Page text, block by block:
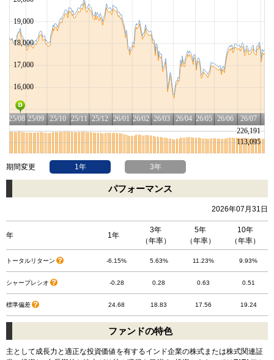
期間変更 1年 3年
パフォーマンス
2026年07月31日
年 1年
3年
（年率）
5年
（年率）
10年
（年率）
トータルリターン -6.15% 5.63% 11.23% 9.93%
シャープレシオ -0.28 0.28 0.63 0.51
標準偏差 24.68 18.83 17.56 19.24
ファンドの特色
主として成長力と適正な投資価値を有するインド企業の株式または株式関連証